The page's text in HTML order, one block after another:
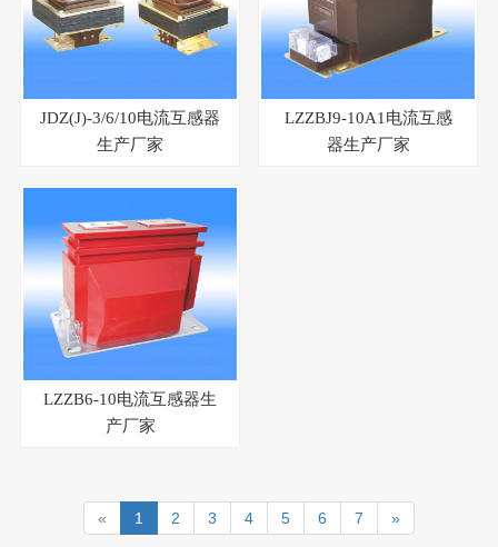
JDZ(J)-3/6/10电流互感器
生产厂家
LZZBJ9-10A1电流互感
器生产厂家
LZZB6-10电流互感器生
产厂家
« 1 2 3 4 5 6 7 »